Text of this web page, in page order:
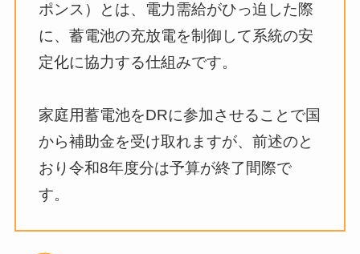
ポンス）とは、電力需給がひっ迫した際
に、蓄電池の充放電を制御して系統の安
定化に協力する仕組みです。
家庭用蓄電池をDRに参加させることで国
から補助金を受け取れますが、前述のと
おり令和8年度分は予算が終了間際で
す。